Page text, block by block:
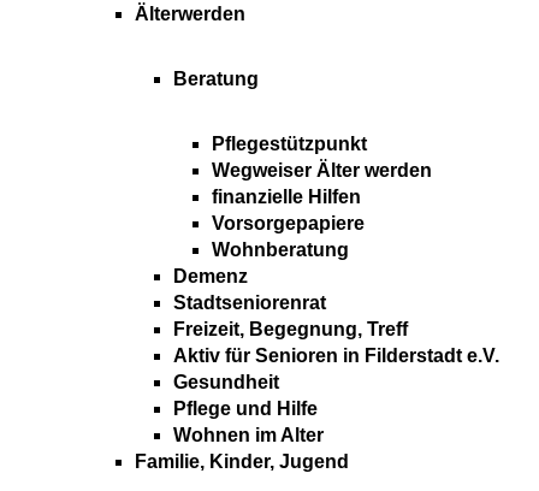
Älterwerden
Beratung
Pflegestützpunkt
Wegweiser Älter werden
finanzielle Hilfen
Vorsorgepapiere
Wohnberatung
Demenz
Stadtseniorenrat
Freizeit, Begegnung, Treff
Aktiv für Senioren in Filderstadt e.V.
Gesundheit
Pflege und Hilfe
Wohnen im Alter
Familie, Kinder, Jugend